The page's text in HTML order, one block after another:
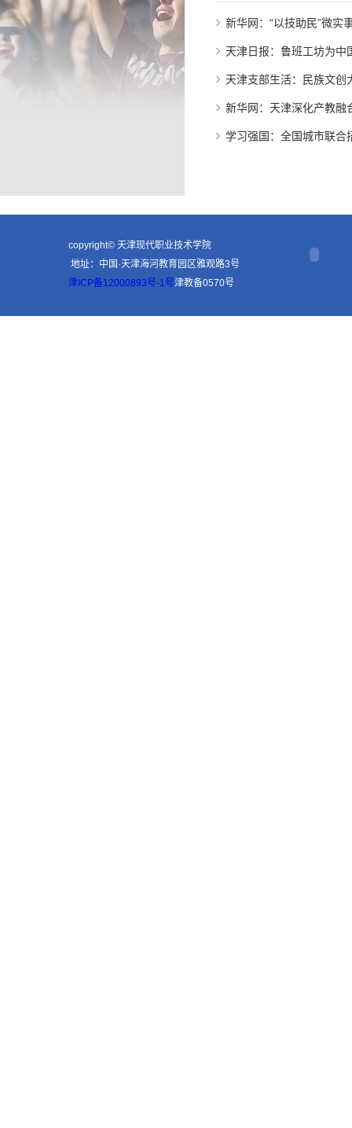
新华网：“以技助民”微
天津日报：鲁班工坊为中
天津支部生活：民族文创
新华网：天津深化产教
学习强国：全国城市联
copyright© 天津现代职业技术学院
地址：中国·天津海河教育园区雅观路3号
津ICP备12000893号-1号津教备0570号